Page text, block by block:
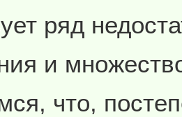
ряд
и
что,